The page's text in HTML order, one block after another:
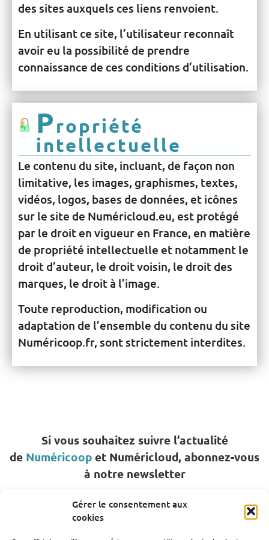
Gérer le consentement aux
cookies
des sites auxquels ces liens renvoient.
En utilisant ce site, l’utilisateur reconnaît
avoir eu la possibilité de prendre
connaissance de ces conditions d’utilisation.
P ropriété
intellectuelle
Le contenu du site, incluant, de façon non
limitative, les images, graphismes, textes,
vidéos, logos, bases de données, et icônes
sur le site de Numéricloud.eu, est protégé
par le droit en vigueur en France, en matière
de propriété intellectuelle et notamment le
droit d’auteur, le droit voisin, le droit des
marques, le droit à l’image.
Toute reproduction, modification ou
adaptation de l’ensemble du contenu du site
Numéricoop.fr, sont strictement interdites.
Si vous souhaitez suivre l’actualité
de Numéricoop et Numéricloud, abonnez-vous
à notre newsletter
S'ABONNER